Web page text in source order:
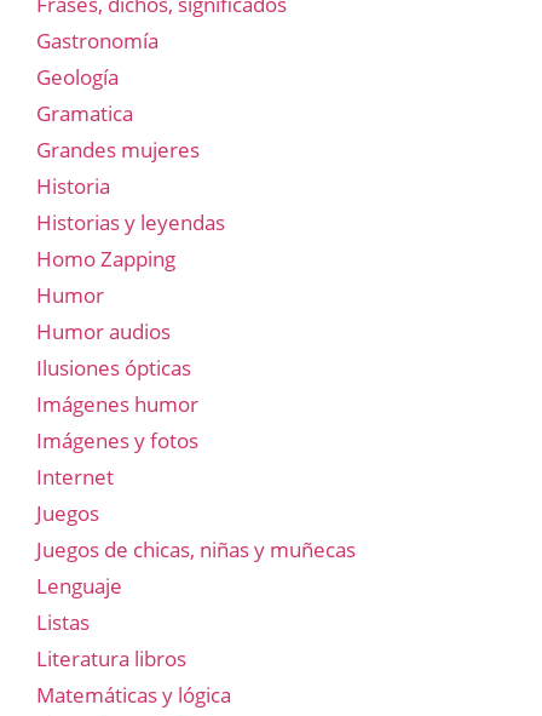
Gastronomía
Geología
Gramatica
Grandes mujeres
Historia
Historias y leyendas
Homo Zapping
Humor
Humor audios
Ilusiones ópticas
Imágenes humor
Imágenes y fotos
Internet
Juegos
Juegos de chicas, niñas y muñecas
Lenguaje
Listas
Literatura libros
Matemáticas y lógica